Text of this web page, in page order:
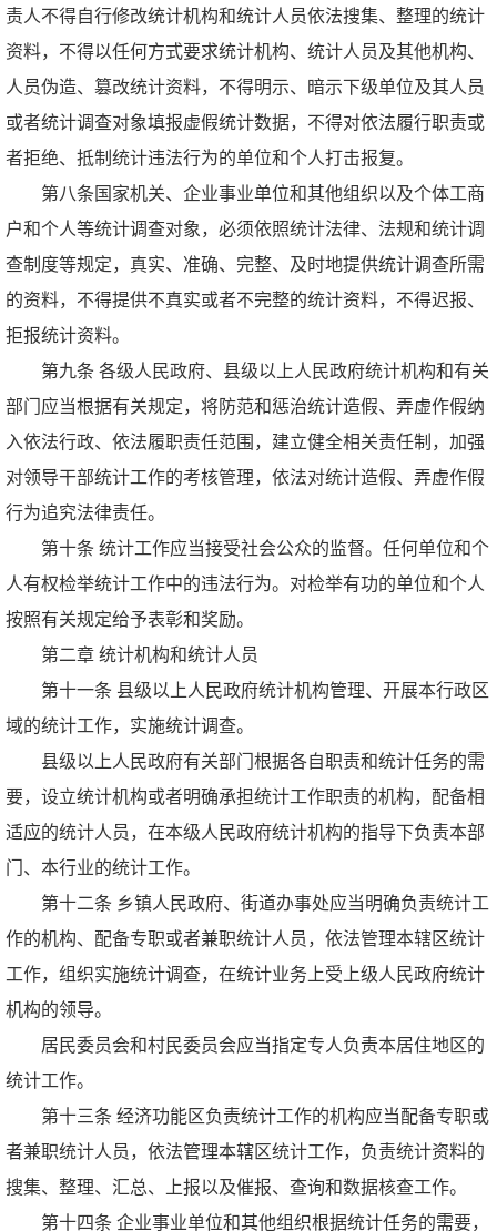
责人不得自行修改统计机构和统计人员依法搜集、整理的统计
资料，不得以任何方式要求统计机构、统计人员及其他机构、
人员伪造、篡改统计资料，不得明示、暗示下级单位及其人员
或者统计调查对象填报虚假统计数据，不得对依法履行职责或
者拒绝、抵制统计违法行为的单位和个人打击报复。
第八条国家机关、企业事业单位和其他组织以及个体工商
户和个人等统计调查对象，必须依照统计法律、法规和统计调
查制度等规定，真实、准确、完整、及时地提供统计调查所需
的资料，不得提供不真实或者不完整的统计资料，不得迟报、
拒报统计资料。
第九条 各级人民政府、县级以上人民政府统计机构和有关
部门应当根据有关规定，将防范和惩治统计造假、弄虚作假纳
入依法行政、依法履职责任范围，建立健全相关责任制，加强
对领导干部统计工作的考核管理，依法对统计造假、弄虚作假
行为追究法律责任。
第十条 统计工作应当接受社会公众的监督。任何单位和个
人有权检举统计工作中的违法行为。对检举有功的单位和个人
按照有关规定给予表彰和奖励。
第二章 统计机构和统计人员
第十一条 县级以上人民政府统计机构管理、开展本行政区
域的统计工作，实施统计调查。
县级以上人民政府有关部门根据各自职责和统计任务的需
要，设立统计机构或者明确承担统计工作职责的机构，配备相
适应的统计人员，在本级人民政府统计机构的指导下负责本部
门、本行业的统计工作。
第十二条 乡镇人民政府、街道办事处应当明确负责统计工
作的机构、配备专职或者兼职统计人员，依法管理本辖区统计
工作，组织实施统计调查，在统计业务上受上级人民政府统计
机构的领导。
居民委员会和村民委员会应当指定专人负责本居住地区的
统计工作。
第十三条 经济功能区负责统计工作的机构应当配备专职或
者兼职统计人员，依法管理本辖区统计工作，负责统计资料的
搜集、整理、汇总、上报以及催报、查询和数据核查工作。
第十四条 企业事业单位和其他组织根据统计任务的需要，